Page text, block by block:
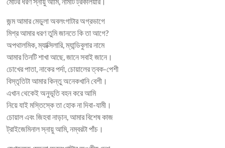
জন্ম আমার মেডুলা অবলংগাটার অগ্রভাগে
মিশ্র আমার ধরণ তুমি জানতে কি তা আগে?
অপথালমিক, ম্যাক্সিলারি, ম্যান্ডিবুলার নামে
আমার তিনটি শাখা আছে, জানে সবাই জানে।
চোখের পাতা, নাকের পর্দা, চোয়ালের ত্বক-পেশী
বিস্তৃতিটা আমার কিন্তু অনেকখানি বেশী।
এখান থেকেই অনুভূতি বহন করে আমি
নিয়ে যাই মস্তিস্কে তা হোক না দিবা-যামী।
চোয়াল এবং জিহবা নাড়ান, আমার বিশেষ কাজ
ট্রাইজেমিনাল স্নায়ু আমি, নম্বরটা পাঁচ।